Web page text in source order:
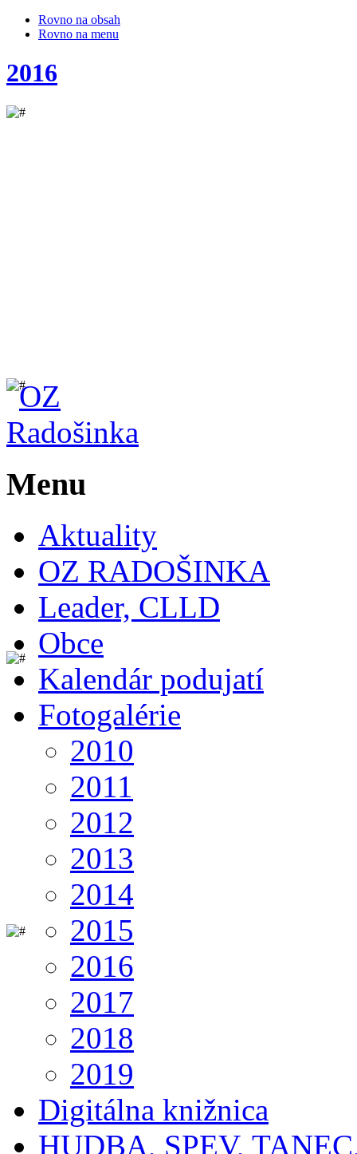
Rovno na obsah
Rovno na menu
2016
Menu
Aktuality
OZ RADOŠINKA
Leader, CLLD
Obce
Kalendár podujatí
Fotogalérie
2010
2011
2012
2013
2014
2015
2016
2017
2018
2019
Digitálna knižnica
HUDBA, SPEV,